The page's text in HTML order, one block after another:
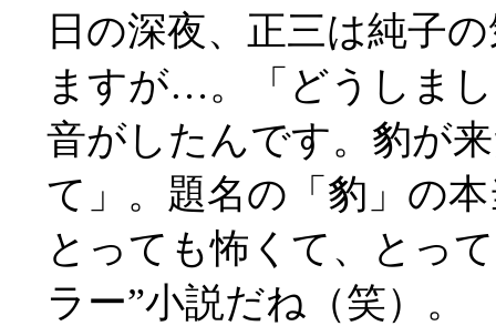
日の深夜、正三は純子
ますが…。「どうしま
音がしたんです。豹が
て」。題名の「豹」の
とっても怖くて、とっ
ラー”小説だね（笑）。